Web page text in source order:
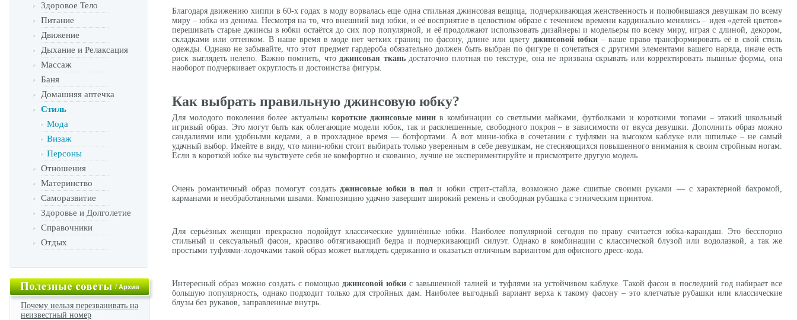
Здоровое Тело
Питание
Движение
Дыхание и Релаксация
Массаж
Баня
Домашняя аптечка
Стиль
Мода
Визаж
Персоны
Отношения
Материнство
Саморазвитие
Здоровье и Долголетие
Справочники
Отдых
/Архив
Почему нельзя перезванивать на
неизвестный номер
Благодаря движению хиппи в 60-х годах в моду ворвалась еще одна стильная джинсовая вещица, подчеркивающая женственность и полюбившаяся девушкам по всему
миру – юбка из денима. Несмотря на то, что внешний вид юбки, и её восприятие в целостном образе с течением времени кардинально менялись – идея «детей цветов»
перешивать старые джинсы в юбки остаётся до сих пор популярной, и её продолжают использовать дизайнеры и модельеры по всему миру, играя с длиной, декором,
складками или оттенком. В наше время в моде нет четких границ по фасону, длине или цвету джинсовой юбки– ваше право трансформировать её в свой стиль
одежды. Однако не забывайте, что этот предмет гардероба обязательно должен быть выбран по фигуре и сочетаться с другими элементами вашего наряда, иначе есть
риск выглядеть нелепо. Важно помнить, чтоджинсовая тканьдостаточно плотная по текстуре, она не призвана скрывать или корректировать пышные формы, она
наоборот подчеркивает округлость и достоинства фигуры.
Как выбрать правильную джинсовую юбку?
Для молодого поколения более актуальны короткие джинсовые мини в комбинации со светлыми майками, футболками и короткими топами – этакий школьный
игривый образ. Это могут быть как облегающие модели юбок, так и расклешенные, свободного покроя – в зависимости от вкуса девушки. Дополнить образ можно
сандалиями или удобными кедами, а в прохладное время — ботфортами. А вот мини-юбка в сочетании с туфлями на высоком каблуке или шпильке – не самый
удачный выбор. Имейте в виду, что мини-юбки стоит выбирать только уверенным в себе девушкам, не стесняющихся повышенного внимания к своим стройным ногам.
Если в короткой юбке вы чувствуете себя не комфортно и скованно, лучше не экспериментируйте и присмотрите другую модель
Очень романтичный образ помогут создать джинсовые юбки в пол и юбки стрит-стайла, возможно даже сшитые своими руками — с характерной бахромой,
карманами и необработанными швами. Композицию удачно завершит широкий ремень и свободная рубашка с этническим принтом.
Для серьёзных женщин прекрасно подойдут классические удлинённые юбки. Наиболее популярной сегодня по праву считается юбка-карандаш. Это бесспорно
стильный и сексуальный фасон, красиво обтягивающий бедра и подчеркивающий силуэт. Однако в комбинации с классической блузой или водолазкой, а так же
простыми туфлями-лодочками такой образ может выглядеть сдержанно и оказаться отличным вариантом для офисного дресс-кода.
Интересный образ можно создать с помощью джинсовой юбкис завышенной талией и туфлями на устойчивом каблуке. Такой фасон в последний год набирает все
большую популярность, однако подходит только для стройных дам. Наиболее выгодный вариант верха к такому фасону – это клетчатые рубашки или классические
блузы без рукавов, заправленные внутрь.